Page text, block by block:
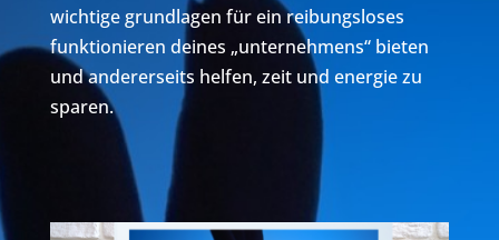
wichtige grundlagen für ein reibungsloses
funktionieren deines „unternehmens“ bieten
und andererseits helfen, zeit und energie zu
sparen.